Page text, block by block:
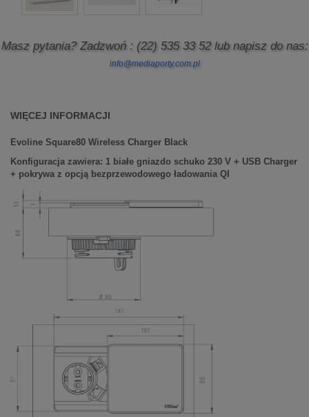
Masz pytania? Zadzwoń : (22) 535 33 52lub napisz do nas:
info@mediaporty.com.pl
WIĘCEJ INFORMACJI
Evoline Square80 Wireless Charger Black
Konfiguracja zawiera: 1 białe gniazdo schuko 230 V + USB Charger
+ pokrywa z opcją bezprzewodowego ładowania QI